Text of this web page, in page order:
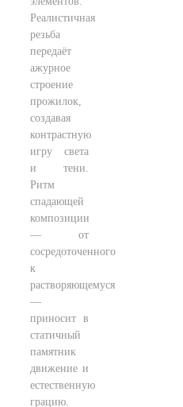
Реалистичная
резьба
передаёт
ажурное
строение
прожилок,
создавая
контрастную
игру света
и тени.
Ритм
спадающей
композиции
— от
сосредоточенного
к
растворяющемуся
—
приносит в
статичный
памятник
движение и
естественную
грацию.